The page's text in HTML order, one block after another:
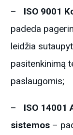
– ISO 9001
padeda
leidžia
pasitenkinimą
paslaugomis;
– ISO 14001
sistemos –